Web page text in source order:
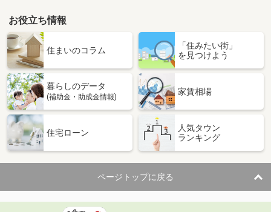
香川県高松市国分寺町新居
価 格
3.90万円
香川県高松市国分寺町新居
専有面積 23.27m²
間取り
香川県観音寺市植田町
住 所
香川県観音寺市植田町
専有面積 45.82m²
間取り
2DK
香川県高松市木太町
お役立ち情報
住まいのコラム
「住みたい街」
を見つけよう
暮らしのデータ
(補助金・助成金情報)
家賃相場
住宅ローン
人気タウン
ランキング
ページトップに戻る